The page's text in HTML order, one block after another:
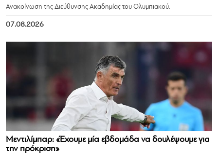
Ανακοίνωση της Διεύθυνσης Ακαδημίας του Ολυμπιακού.
07.08.2026
Μεντιλίμπαρ: «Έχουμε μία εβδομάδα να δουλέψουμε για
την πρόκριση»